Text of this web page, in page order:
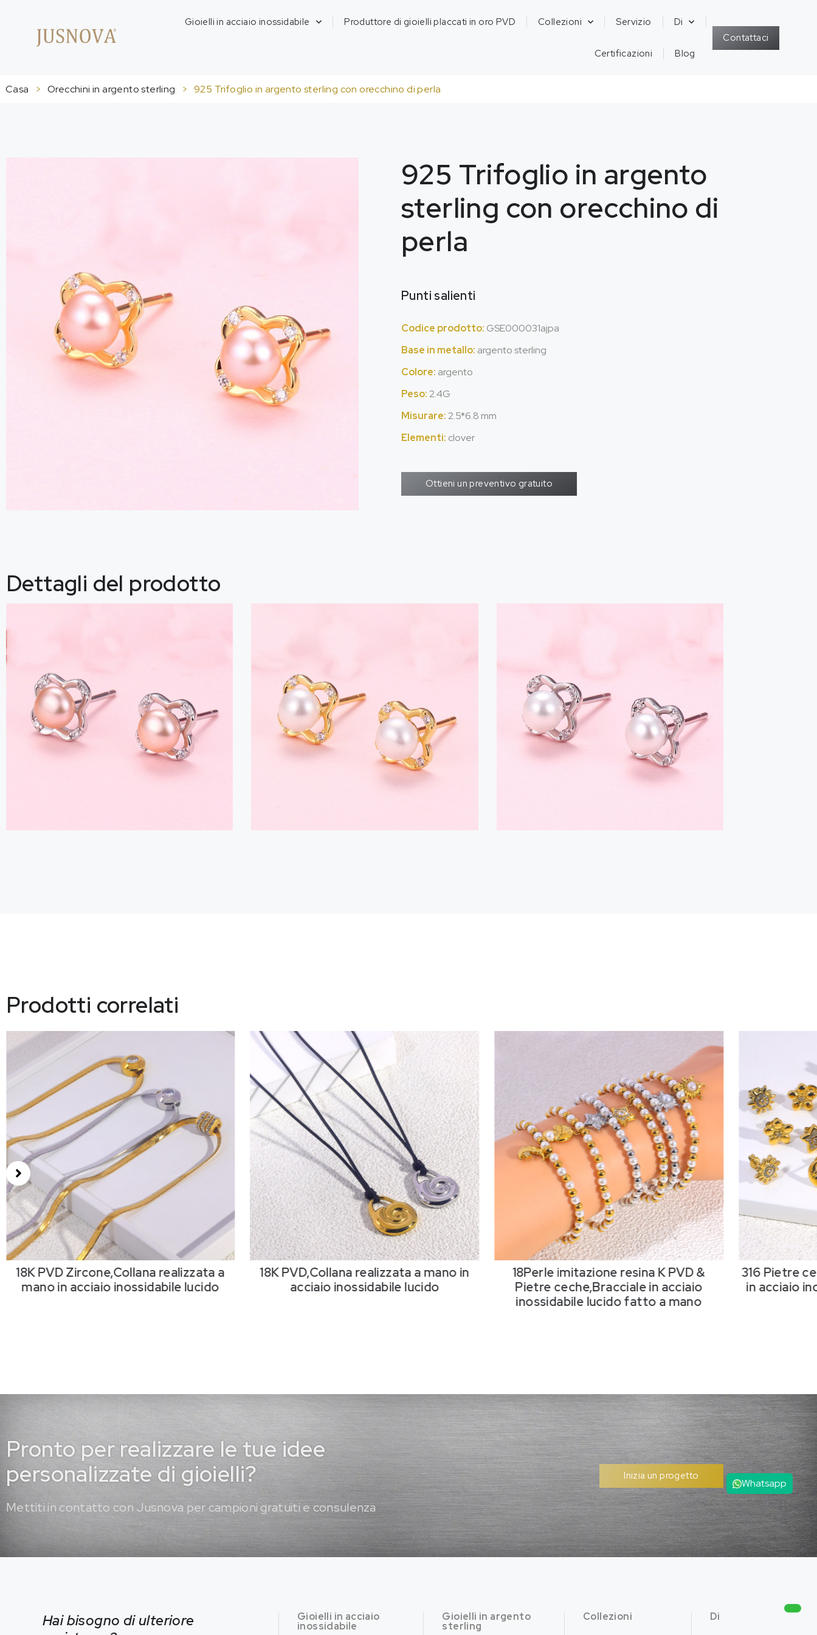
Gioielli in acciaio inossidabile Produttore di gioielli placcati in oro PVD Collezioni Servizio Di
Certificazioni Blog
Contattaci
Casa > Orecchini in argento sterling > 925 Trifoglio in argento sterling con orecchino di perla
925 Trifoglio in argento
sterling con orecchino di
perla
Punti salienti
Codice prodotto: GSE000031ajpa
Base in metallo: argento sterling
Colore: argento
Peso: 2.4G
Misurare: 2.5*6.8 mm
Elementi: clover
Ottieni un preventivo gratuito
Dettagli del prodotto
Prodotti correlati
18K PVD Zircone,Collana realizzata a
mano in acciaio inossidabile lucido
18K PVD,Collana realizzata a mano in
acciaio inossidabile lucido
18Perle imitazione resina K PVD &
Pietre ceche,Bracciale in acciaio
inossidabile lucido fatto a mano
316 Pietre
in acciaio
Pronto per realizzare le tue idee
personalizzate di gioielli?
Mettiti in contatto con Jusnova per campioni gratuiti e consulenza
Inizia un progetto
Hai bisogno di ulteriore
Gioielli in acciaio
inossidabile
Gioielli in argento
sterling
Collezioni Di
Whatsapp